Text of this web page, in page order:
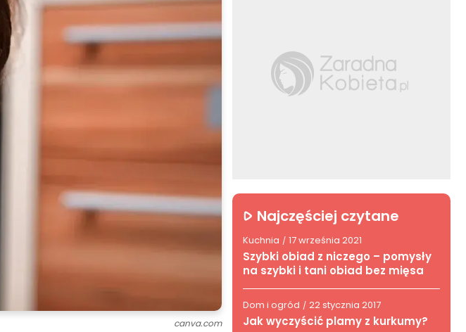
canva.com
Najczęściej czytane
Kuchnia / 17 września 2021
Szybki obiad z niczego – pomysły
na szybki i tani obiad bez mięsa
Dom i ogród / 22 stycznia 2017
Jak wyczyścić plamy z kurkumy?